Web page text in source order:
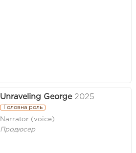
Unraveling George 2025
Головна роль
Narrator (voice)
Продюсер